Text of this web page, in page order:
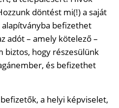
döntést mi(!) a saját
alapítványba befizethet
adót – amely kötelező –
biztos, hogy részesülünk
és befizethet
a helyi képviselet,